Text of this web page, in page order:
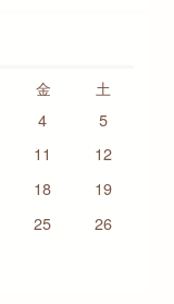
金
土
4 5
11 12
18 19
25 26